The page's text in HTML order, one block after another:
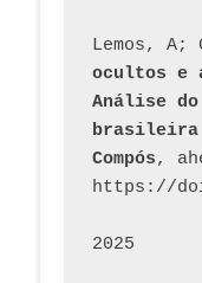
Lemos, A;
ocultos e
Análise
brasileira
Compós,
https://
2025